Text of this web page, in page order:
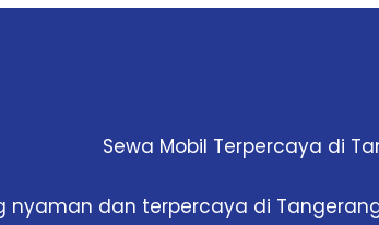
Sewa Mobil Terpercaya di
nyaman dan terpercaya di